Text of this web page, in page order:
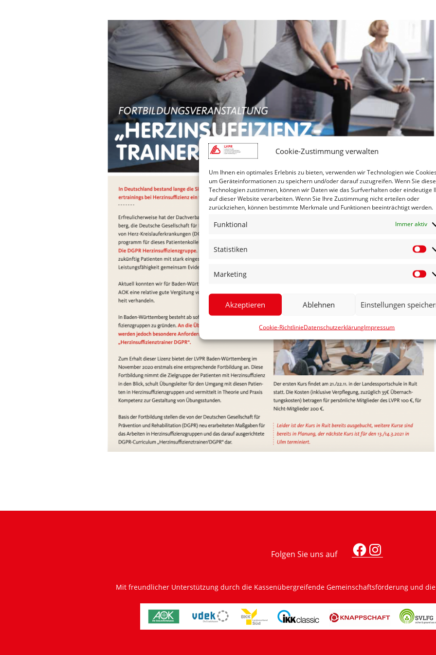
Cookie-Zustimmung verwalten
Um Ihnen ein optimales Erlebnis zu bieten, verwenden wir Technologien wie
um Geräteinformationen zu speichern und/oder darauf zuzugreifen. Wenn Sie
Technologien zustimmen, können wir Daten wie das Surfverhalten oder eindeutige
auf dieser Website verarbeiten. Wenn Sie Ihre Zustimmung nicht erteilen oder
zurückziehen, können bestimmte Merkmale und Funktionen beeinträchtigt werden.
Funktional Immer aktiv
Statistiken
Marketing
Akzeptieren Ablehnen Einstellungen
Cookie-RichtlinieDatenschutzerklärungImpressum
Facebook
Instagram
Mit freundlicher Unterstützung durch die Kassenübergreifende Gemeinschaftsförderung und